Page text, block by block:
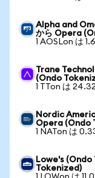
Alpha and
から Opera
1 AOSLon は
Trane
(Ondo
1 TTon は
Nordic
Opera (Ondo
1 NATon は
Lowe's
Tokenized)